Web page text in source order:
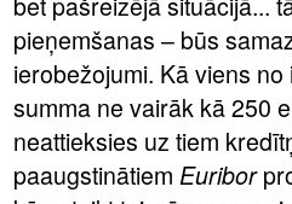
pieņemšanas – būs
ierobežojumi. Kā viens
summa ne vairāk kā 250
neattieksies uz tiem
paaugstinātiem Euribor